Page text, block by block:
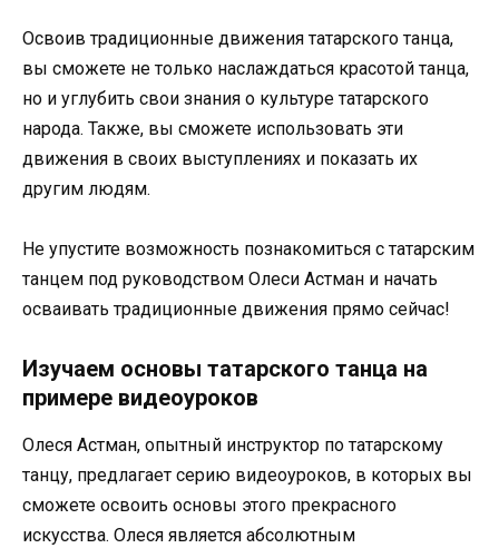
Освоив традиционные движения татарского танца,
вы сможете не только наслаждаться красотой танца,
но и углубить свои знания о культуре татарского
народа. Также, вы сможете использовать эти
движения в своих выступлениях и показать их
другим людям.
Не упустите возможность познакомиться с татарским
танцем под руководством Олеси Астман и начать
осваивать традиционные движения прямо сейчас!
Изучаем основы татарского танца на
примере видеоуроков
Олеся Астман, опытный инструктор по татарскому
танцу, предлагает серию видеоуроков, в которых вы
сможете освоить основы этого прекрасного
искусства. Олеся является абсолютным